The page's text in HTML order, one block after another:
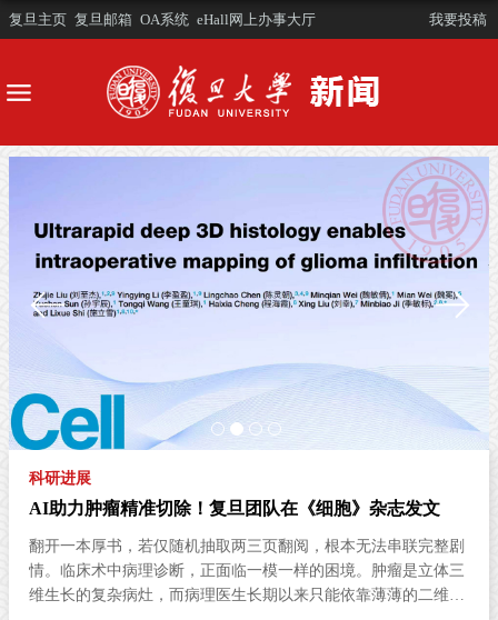
复旦主页 复旦邮箱 OA系统 eHall网上办事大厅 我要投稿
科研进展
破解肝癌肺转移“黑箱”！复旦团队成果登《科学》杂志
肝细胞癌（以下简称“肝癌”）转移是临床长期悬而未决的难题，
约25%-56%患者发生肝外转移，而肺作为最常累及的远处靶器
官，占肝外转移的28%-55%，绝大多数播散肿瘤细胞